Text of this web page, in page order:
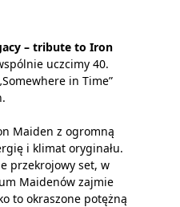
– tribute to Iron
uczcimy 40.
in Time”
Maiden z ogromną
i klimat oryginału.
przekrojowy set, w
Maidenów zajmie
to okraszone potężną